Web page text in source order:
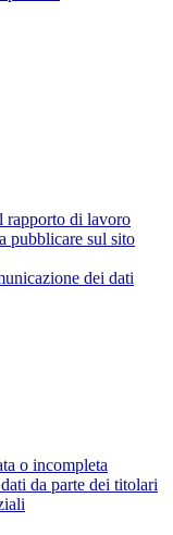
rapporto di lavoro
pubblicare sul sito
dei dati
o incompleta
da parte dei titolari